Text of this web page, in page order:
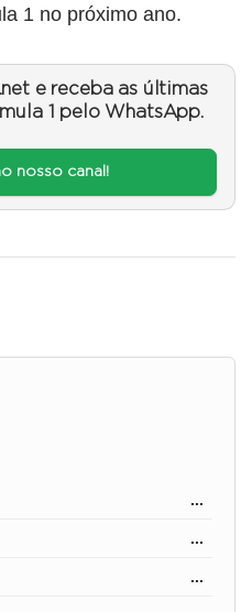
1 no próximo ano.
e receba as últimas
1 pelo WhatsApp.
nosso canal!
...
...
...